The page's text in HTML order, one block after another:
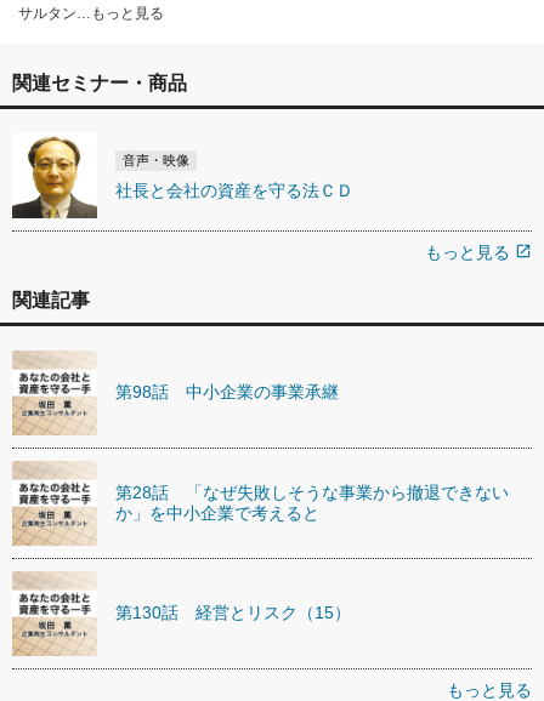
サルタン…もっと見る
関連セミナー・商品
音声・映像
社長と会社の資産を守る法ＣＤ
もっと見る open_in_new
関連記事
第98話 中小企業の事業承継
第28話 「なぜ失敗しそうな事業から撤退できない
か」を中小企業で考えると
第130話 経営とリスク（15）
もっと見る